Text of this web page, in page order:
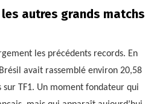
autres grands matchs
les précédents records. En
avait rassemblé environ 20,58
TF1. Un moment fondateur qui